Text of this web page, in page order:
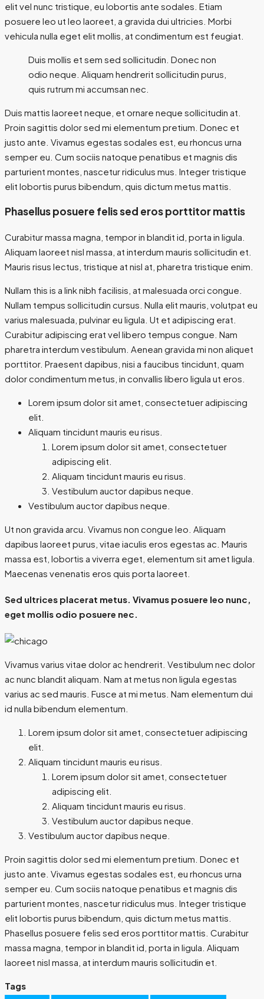
elit vel nunc tristique, eu lobortis ante sodales. Etiam
posuere leo ut leo laoreet, a gravida dui ultricies. Morbi
vehicula nulla eget elit mollis, at condimentum est feugiat.
Duis mollis et sem sed sollicitudin. Donec non
odio neque. Aliquam hendrerit sollicitudin purus,
quis rutrum mi accumsan nec.
Duis mattis laoreet neque, et ornare neque sollicitudin at.
Proin sagittis dolor sed mi elementum pretium. Donec et
justo ante. Vivamus egestas sodales est, eu rhoncus urna
semper eu. Cum sociis natoque penatibus et magnis dis
parturient montes, nascetur ridiculus mus. Integer tristique
elit lobortis purus bibendum, quis dictum metus mattis.
Phasellus posuere felis sed eros porttitor mattis
Curabitur massa magna, tempor in blandit id, porta in ligula.
Aliquam laoreet nisl massa, at interdum mauris sollicitudin et.
Mauris risus lectus, tristique at nisl at, pharetra tristique enim.
Nullam this is a link nibh facilisis, at malesuada orci congue.
Nullam tempus sollicitudin cursus. Nulla elit mauris, volutpat eu
varius malesuada, pulvinar eu ligula. Ut et adipiscing erat.
Curabitur adipiscing erat vel libero tempus congue. Nam
pharetra interdum vestibulum. Aenean gravida mi non aliquet
porttitor. Praesent dapibus, nisi a faucibus tincidunt, quam
dolor condimentum metus, in convallis libero ligula ut eros.
Lorem ipsum dolor sit amet, consectetuer adipiscing
elit.
Aliquam tincidunt mauris eu risus.
Lorem ipsum dolor sit amet, consectetuer
adipiscing elit.
Aliquam tincidunt mauris eu risus.
Vestibulum auctor dapibus neque.
Vestibulum auctor dapibus neque.
Ut non gravida arcu. Vivamus non congue leo. Aliquam
dapibus laoreet purus, vitae iaculis eros egestas ac. Mauris
massa est, lobortis a viverra eget, elementum sit amet ligula.
Maecenas venenatis eros quis porta laoreet.
Sed ultrices placerat metus. Vivamus posuere leo nunc,
eget mollis odio posuere nec.
Vivamus varius vitae dolor ac hendrerit. Vestibulum nec dolor
ac nunc blandit aliquam. Nam at metus non ligula egestas
varius ac sed mauris. Fusce at mi metus. Nam elementum dui
id nulla bibendum elementum.
Lorem ipsum dolor sit amet, consectetuer adipiscing
elit.
Aliquam tincidunt mauris eu risus.
Lorem ipsum dolor sit amet, consectetuer
adipiscing elit.
Aliquam tincidunt mauris eu risus.
Vestibulum auctor dapibus neque.
Vestibulum auctor dapibus neque.
Proin sagittis dolor sed mi elementum pretium. Donec et
justo ante. Vivamus egestas sodales est, eu rhoncus urna
semper eu. Cum sociis natoque penatibus et magnis dis
parturient montes, nascetur ridiculus mus. Integer tristique
elit lobortis purus bibendum, quis dictum metus mattis.
Phasellus posuere felis sed eros porttitor mattis. Curabitur
massa magna, tempor in blandit id, porta in ligula. Aliquam
laoreet nisl massa, at interdum mauris sollicitudin et.
Tags